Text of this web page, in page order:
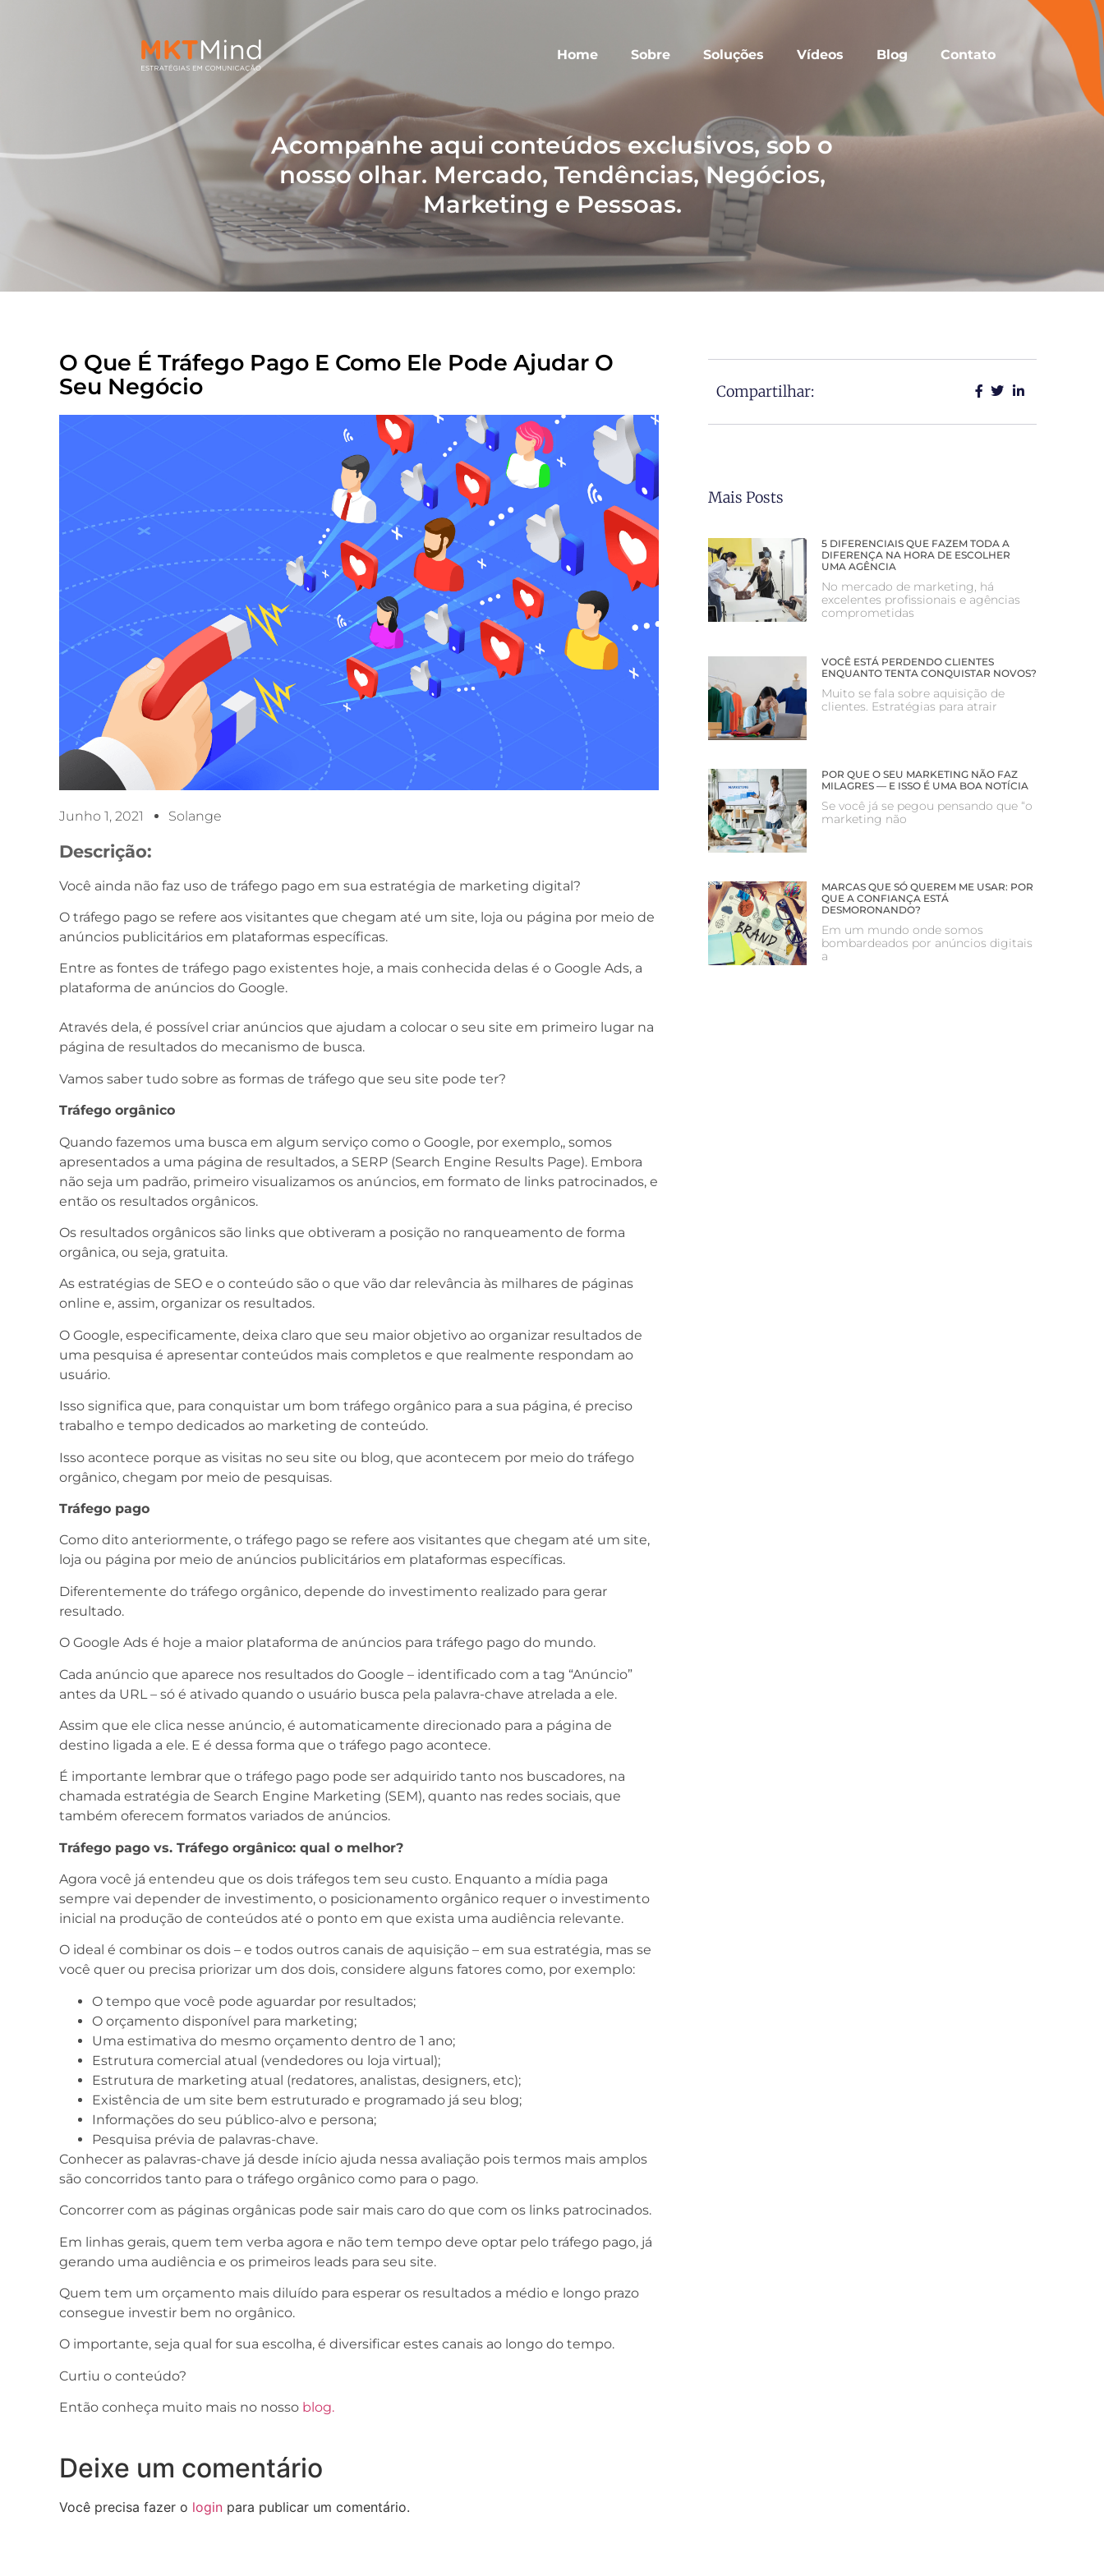
Home Sobre Soluções Vídeos Blog Contato
Acompanhe aqui conteúdos exclusivos, sob o
nosso olhar. Mercado, Tendências, Negócios,
Marketing e Pessoas.
O Que É Tráfego Pago E Como Ele Pode Ajudar O
Seu Negócio
Junho 1, 2021 Solange
Descrição:
Você ainda não faz uso de tráfego pago em sua estratégia de marketing digital?
O tráfego pago se refere aos visitantes que chegam até um site, loja ou página por meio de
anúncios publicitários em plataformas específicas.
Entre as fontes de tráfego pago existentes hoje, a mais conhecida delas é o Google Ads, a
plataforma de anúncios do Google.
Através dela, é possível criar anúncios que ajudam a colocar o seu site em primeiro lugar na
página de resultados do mecanismo de busca.
Vamos saber tudo sobre as formas de tráfego que seu site pode ter?
Tráfego orgânico
Quando fazemos uma busca em algum serviço como o Google, por exemplo,, somos
apresentados a uma página de resultados, a SERP (Search Engine Results Page). Embora
não seja um padrão, primeiro visualizamos os anúncios, em formato de links patrocinados, e
então os resultados orgânicos.
Os resultados orgânicos são links que obtiveram a posição no ranqueamento de forma
orgânica, ou seja, gratuita.
As estratégias de SEO e o conteúdo são o que vão dar relevância às milhares de páginas
online e, assim, organizar os resultados.
O Google, especificamente, deixa claro que seu maior objetivo ao organizar resultados de
uma pesquisa é apresentar conteúdos mais completos e que realmente respondam ao
usuário.
Isso significa que, para conquistar um bom tráfego orgânico para a sua página, é preciso
trabalho e tempo dedicados ao marketing de conteúdo.
Isso acontece porque as visitas no seu site ou blog, que acontecem por meio do tráfego
orgânico, chegam por meio de pesquisas.
Tráfego pago
Como dito anteriormente, o tráfego pago se refere aos visitantes que chegam até um site,
loja ou página por meio de anúncios publicitários em plataformas específicas.
Diferentemente do tráfego orgânico, depende do investimento realizado para gerar
resultado.
O Google Ads é hoje a maior plataforma de anúncios para tráfego pago do mundo.
Cada anúncio que aparece nos resultados do Google – identificado com a tag “Anúncio”
antes da URL – só é ativado quando o usuário busca pela palavra-chave atrelada a ele.
Assim que ele clica nesse anúncio, é automaticamente direcionado para a página de
destino ligada a ele. E é dessa forma que o tráfego pago acontece.
É importante lembrar que o tráfego pago pode ser adquirido tanto nos buscadores, na
chamada estratégia de Search Engine Marketing (SEM), quanto nas redes sociais, que
também oferecem formatos variados de anúncios.
Tráfego pago vs. Tráfego orgânico: qual o melhor?
Agora você já entendeu que os dois tráfegos tem seu custo. Enquanto a mídia paga
sempre vai depender de investimento, o posicionamento orgânico requer o investimento
inicial na produção de conteúdos até o ponto em que exista uma audiência relevante.
O ideal é combinar os dois – e todos outros canais de aquisição – em sua estratégia, mas se
você quer ou precisa priorizar um dos dois, considere alguns fatores como, por exemplo:
O tempo que você pode aguardar por resultados;
O orçamento disponível para marketing;
Uma estimativa do mesmo orçamento dentro de 1 ano;
Estrutura comercial atual (vendedores ou loja virtual);
Estrutura de marketing atual (redatores, analistas, designers, etc);
Existência de um site bem estruturado e programado já seu blog;
Informações do seu público-alvo e persona;
Pesquisa prévia de palavras-chave.
Conhecer as palavras-chave já desde início ajuda nessa avaliação pois termos mais amplos
são concorridos tanto para o tráfego orgânico como para o pago.
Concorrer com as páginas orgânicas pode sair mais caro do que com os links patrocinados.
Em linhas gerais, quem tem verba agora e não tem tempo deve optar pelo tráfego pago, já
gerando uma audiência e os primeiros leads para seu site.
Quem tem um orçamento mais diluído para esperar os resultados a médio e longo prazo
consegue investir bem no orgânico.
O importante, seja qual for sua escolha, é diversificar estes canais ao longo do tempo.
Curtiu o conteúdo?
Então conheça muito mais no nosso blog.
Deixe um comentário
Você precisa fazer o login para publicar um comentário.
Compartilhar:
Mais Posts
5 DIFERENCIAIS QUE FAZEM TODA A
DIFERENÇA NA HORA DE ESCOLHER
UMA AGÊNCIA
No mercado de marketing, há
excelentes profissionais e agências
comprometidas
VOCÊ ESTÁ PERDENDO CLIENTES
ENQUANTO TENTA CONQUISTAR NOVOS?
Muito se fala sobre aquisição de
clientes. Estratégias para atrair
POR QUE O SEU MARKETING NÃO FAZ
MILAGRES — E ISSO É UMA BOA NOTÍCIA
Se você já se pegou pensando que “o
marketing não
MARCAS QUE SÓ QUEREM ME USAR: POR
QUE A CONFIANÇA ESTÁ
DESMORONANDO?
Em um mundo onde somos
bombardeados por anúncios digitais
a